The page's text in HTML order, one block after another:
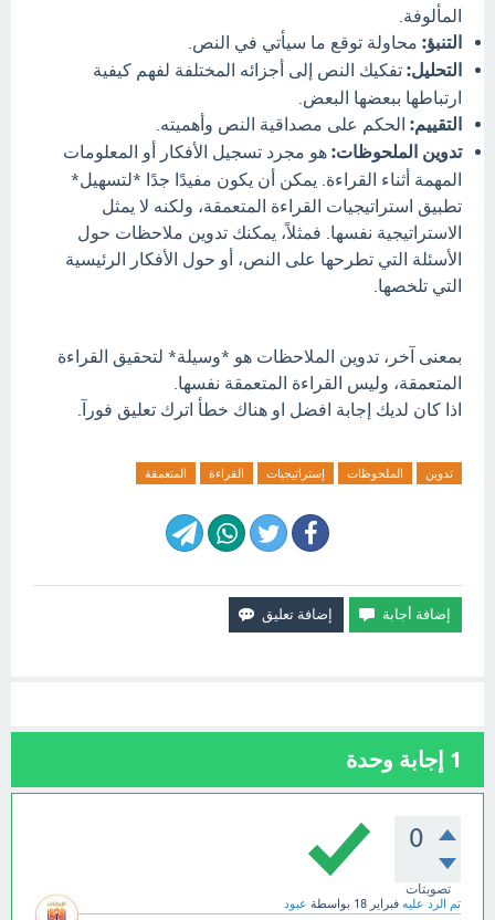
المألوفة.
التنبؤ: محاولة توقع ما سيأتي في النص.
التحليل: تفكيك النص إلى أجزائه المختلفة لفهم كيفية
ارتباطها ببعضها البعض.
التقييم: الحكم على مصداقية النص وأهميته.
تدوين الملحوظات: هو مجرد تسجيل الأفكار أو المعلومات
المهمة أثناء القراءة. يمكن أن يكون مفيدًا جدًا *لتسهيل*
تطبيق استراتيجيات القراءة المتعمقة، ولكنه لا يمثل
الاستراتيجية نفسها. فمثلاً، يمكنك تدوين ملاحظات حول
الأسئلة التي تطرحها على النص، أو حول الأفكار الرئيسية
التي تلخصها.
بمعنى آخر، تدوين الملاحظات هو *وسيلة* لتحقيق القراءة
المتعمقة، وليس القراءة المتعمقة نفسها.
اذا كان لديك إجابة افضل او هناك خطأ اترك تعليق فورآ.
تدوين الملحوظات إستراتيجيات القراءة المتعمقة
1 إجابة وحدة
0
تصويتات
تم الرد عليه فبراير 18 بواسطة عبود